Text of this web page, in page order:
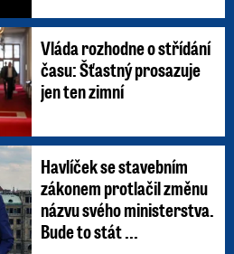
Vláda rozhodne o střídání
času: Šťastný prosazuje
jen ten zimní
Havlíček se stavebním
zákonem protlačil změnu
názvu svého ministerstva.
Bude to stát ...